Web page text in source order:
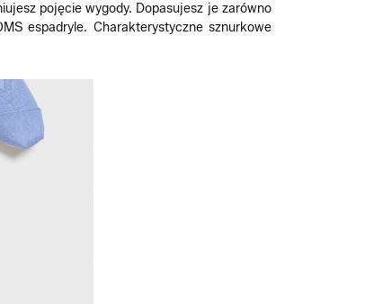
pojęcie wygody. Dopasujesz je zarówno
espadryle. Charakterystyczne sznurkowe